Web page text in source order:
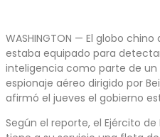
WASHINGTON — El globo
estaba equipado para
inteligencia como parte de
espionaje aéreo dirigido por
afirmó el jueves el gobierno
Según el reporte, el Ejército